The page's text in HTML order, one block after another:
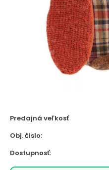
Predajná veľkosť
Obj. čislo:
Dostupnosť: